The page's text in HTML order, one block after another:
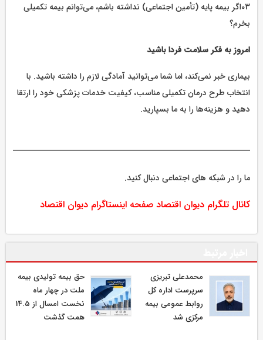
03اگر بیمه پایه (تأمین اجتماعی) نداشته باشم، می‌توانم بیمه تکمیلی
بخرم؟
امروز به فکر سلامت فردا باشید
بیماری خبر نمی‌کند، اما شما می‌توانید آمادگی لازم را داشته باشید. با
انتخاب طرح درمان تکمیلی مناسب، کیفیت خدمات پزشکی خود را ارتقا
دهید و هزینه‌ها را به ما بسپارید.
ما را در شبکه های اجتماعی دنبال کنید.
کانال تلگرام دیوان اقتصاد صفحه اینستاگرام دیوان اقتصاد
محمدعلی تبریزی
سرپرست اداره كل
روابط عمومی بیمه
مركزی شد
حق بیمه تولیدی بیمه
ملت در چهار ماه
نخست امسال از 14.5
همت گذشت